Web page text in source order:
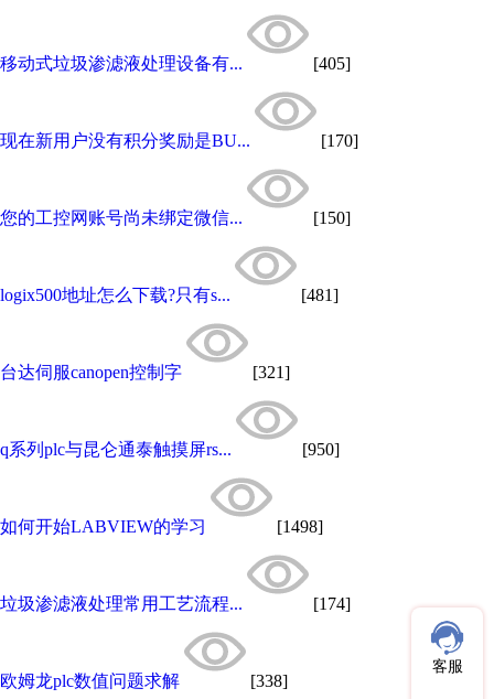
移动式垃圾渗滤液处理设备有... [405]
现在新用户没有积分奖励是BU... [170]
您的工控网账号尚未绑定微信... [150]
logix500地址怎么下载?只有s... [481]
台达伺服canopen控制字 [321]
q系列plc与昆仑通泰触摸屏rs... [950]
如何开始LABVIEW的学习 [1498]
垃圾渗滤液处理常用工艺流程... [174]
欧姆龙plc数值问题求解 [338]
客服